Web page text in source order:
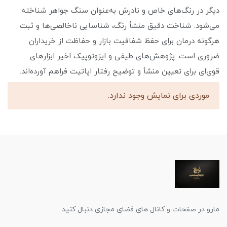
دیگر در رنگ‌های خاص و نادرش به‌عنوان سنگ جواهر شناخته
می‌شود. شناخت دقیق منشأ رنگ، شناسایی ناخالصی‌ها و ثبت
هرگونه درمان برای حفظ شفافیت بازار و حفاظت از خریداران
ضروری است. پژوهش‌های طیفی و ایزوتوپیک اخیر ابزارهای
قوی‌ای برای تعیین منشأ و توضیح رفتار اپاتیت فراهم آورده‌اند.
موردی برای نمایش وجود ندارد.
مارو در صفحات و کانال های فضای مجازی دنبال کنید